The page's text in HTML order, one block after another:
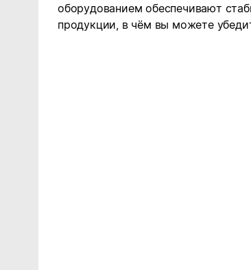
оборудованием обеспечивают
продукции, в чём вы можете